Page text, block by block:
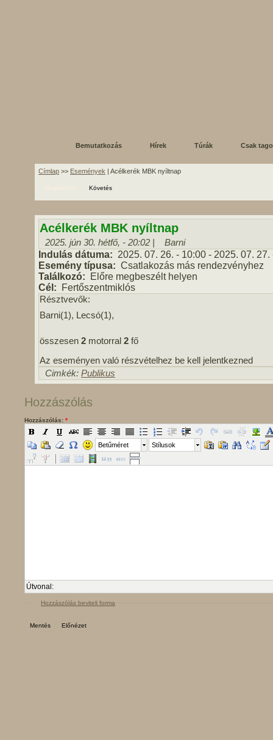
Bemutatkozás Hírek Túrák Csak
Címlap >> Események | Acélkerék MBK nyíltnap
Követés
Acélkerék MBK nyíltnap
2025. jún 30. hétfő, - 20:02 | Barni
Indulás dátuma: 2025. 07. 26. - 10:00 - 2025. 07. 27.
Esemény típusa: Csatlakozás más rendezvényhez
Találkozó:
Előre megbeszélt helyen
Cél:
Fertőszentmiklós
Résztvevők:
Barni(1), Lecsó(1),
összesen 2 motorral 2 fő
Az eseményen való részvételhez be kell jelentkezned
Cimkék: Publikus
Hozzászólás
Hozzászólás: *
Betűméret Stílusok
Útvonal:
Hozzászólás beviteli forma